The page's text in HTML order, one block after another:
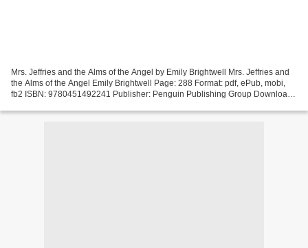
Mrs. Jeffries and the Alms of the Angel by Emily Brightwell Mrs. Jeffries and
the Alms of the Angel Emily Brightwell Page: 288 Format: pdf, ePub, mobi,
fb2 ISBN: 9780451492241 Publisher: Penguin Publishing Group Download